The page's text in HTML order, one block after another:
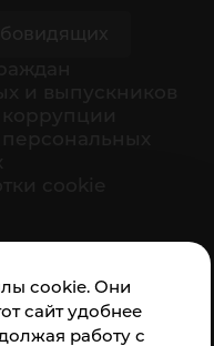
cookie. Они
сайт удобнее
работу с